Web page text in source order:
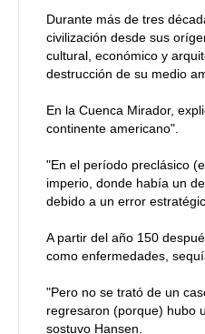
Durante más de tres
civilización desde sus
cultural, económico y
destrucción de su medio
En la Cuenca Mirador,
continente americano".
"En el período preclásico
imperio, donde había un
debido a un error
A partir del año 150
como enfermedades,
"Pero no se trató de un
regresaron (porque) hubo
sostuvo Hansen.